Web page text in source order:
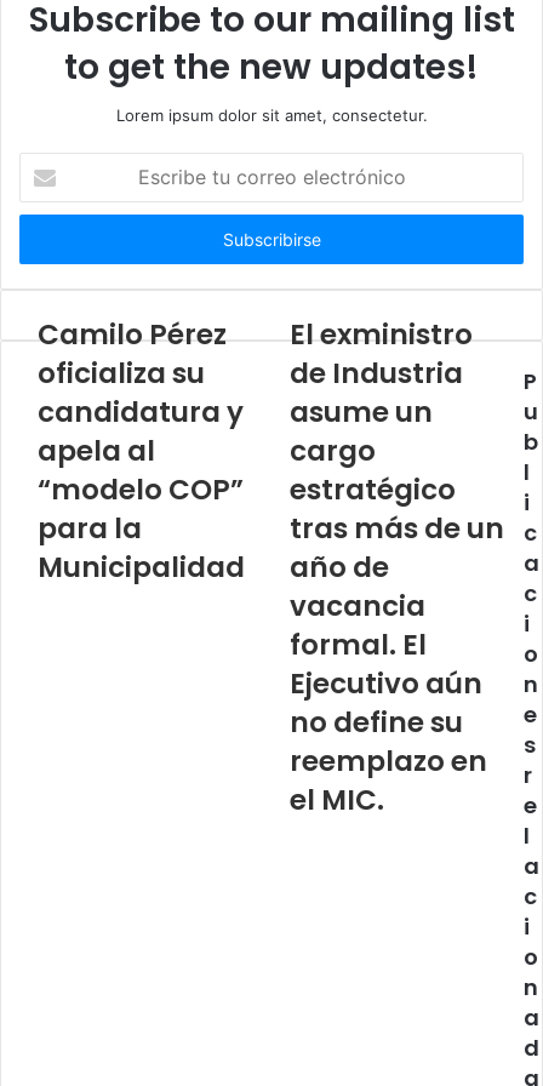
b
Subscribe to our mailing list
to get the new updates!
Lorem ipsum dolor sit amet, consectetur.
c
i
b
t
Camilo Pérez
oficializa su
candidatura y
apela al
“modelo COP”
para la
Municipalidad
El exministro
de Industria
asume un
cargo
estratégico
tras más de un
año de
vacancia
formal. El
Ejecutivo aún
no define su
reemplazo en
el MIC.
P
u
b
l
i
c
a
c
i
o
n
e
s
r
e
l
a
c
i
o
n
a
d
a